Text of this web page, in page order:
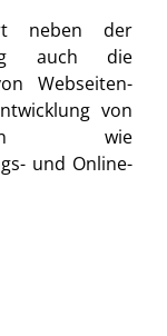
neben der
auch die
Webseiten-
von
wie
und Online-